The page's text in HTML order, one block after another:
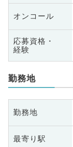
オンコール
応募資格・
経験
勤務地
勤務地
最寄り駅